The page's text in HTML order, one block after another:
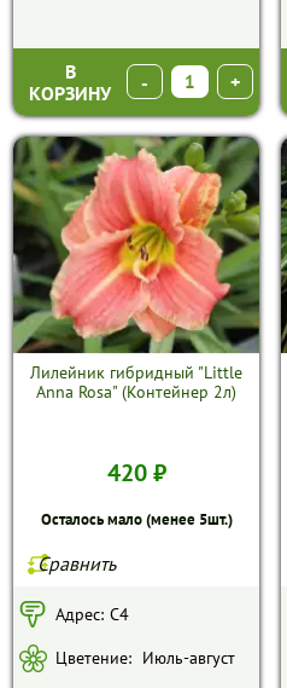
В
КОРЗИНУ
- +
Лилейник гибридный "Little
Anna Rosa" (Контейнер 2л)
420 ₽
Осталось мало (менее 5шт.)
Сравнить
Адрес: C4
Цветение: Июль-август